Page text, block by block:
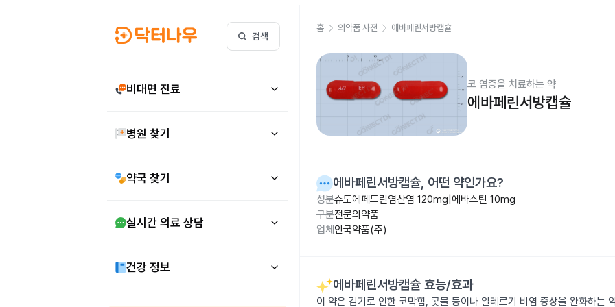
검색
비대면 진료
병원 찾기
약국 찾기
실시간 의료 상담
건강 정보
홈 의약품 사전 에바페린서방캡슐
코 염증을 치료하는 약
에바페린서방캡슐
에바페린서방캡슐, 어떤 약인가요?
성분슈도에페드린염산염 120mg|에바스틴 10mg
구분전문의약품
업체 안국약품(주)
에바페린서방캡슐 효능/효과
이 약은 감기로 인한 코막힘, 콧물 등이나 알레르기 비염 증상을 완화하는